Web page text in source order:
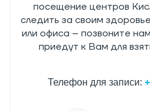
посещение центров
следить за своим
или офиса – позвоните
приедут к Вам для
Телефон для записи: